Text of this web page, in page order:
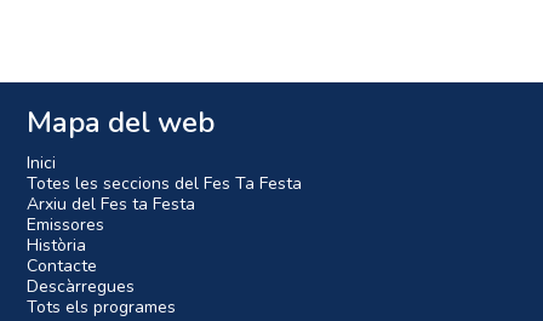
Mapa del web
Inici
Totes les seccions del Fes Ta Festa
Arxiu del Fes ta Festa
Emissores
Història
Contacte
Descàrregues
Tots els programes